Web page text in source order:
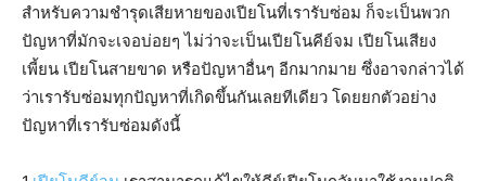
สำหรับความชำรุดเสียหายของเปียโนที่เรารับซ่อม ก็จะเป็นพวก
ปัญหาที่มักจะเจอบ่อยๆ ไม่ว่าจะเป็นเปียโนคีย์จม เปียโนเสียง
เพี้ยน เปียโนสายขาด หรือปัญหาอื่นๆ อีกมากมาย ซึ่งอาจกล่าวได้
ว่าเรารับซ่อมทุกปัญหาที่เกิดขึ้นกันเลยทีเดียว โดยยกตัวอย่าง
ปัญหาที่เรารับซ่อมดังนี้